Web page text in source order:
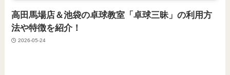
高田馬場店＆池袋の卓球教室「卓球三昧」の利用方
法や特徴を紹介！
2026-05-24